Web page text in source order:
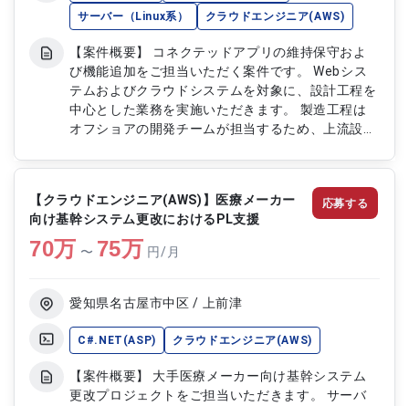
サーバー（Linux系） クラウドエンジニア(AWS)
【案件概要】 コネクテッドアプリの維持保守およ
び機能追加をご担当いただく案件です。 Webシス
テムおよびクラウドシステムを対象に、設計工程を
中心とした業務を実施いただきます。 製造工程は
オフショアの開発チームが担当するため、上流設計
継続的な機能改善と安定運用を支えるポジションで
守および機能追加対応をご担当いただきます ・
Webシステムおよびクラウドシステムの設計業務を
実施いただきます ・オフショア開発チームへの仕
様連携および成果物レビューをご担当いただきます
いただきます ・テスト支援およびリリースに向け
【クラウドエンジニア(AWS)】医療メーカー
向け基幹システム更改におけるPL支援
70万 〜 75万 円/月
愛知県名古屋市中区 / 上前津
C#.NET(ASP) クラウドエンジニア(AWS)
【案件概要】 大手医療メーカー向け基幹システム
更改プロジェクトをご担当いただきます。 サーバ
応募する